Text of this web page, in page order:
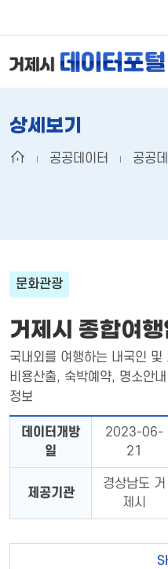
상세보기
공공데이터 공공
문화관광
거제시 종합여
국내외를 여행하는 내국인
비용산출, 숙박예약, 명소안
정보
데이터개방
일
2023-06-
21
제공기관
경상남도 거
제시